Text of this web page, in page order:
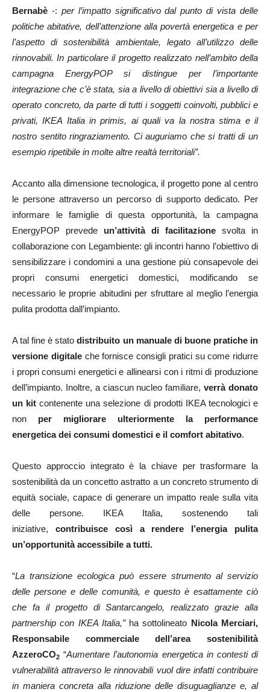
Bernabè -: per l’impatto significativo dal punto di vista delle
politiche abitative, dell’attenzione alla povertà energetica e per
l’aspetto di sostenibilità ambientale, legato all’utilizzo delle
rinnovabili. In particolare il progetto realizzato nell’ambito della
campagna EnergyPOP si distingue per l’importante
integrazione che c’è stata, sia a livello di obiettivi sia a livello di
operato concreto, da parte di tutti i soggetti coinvolti, pubblici e
privati, IKEA Italia in primis, ai quali va la nostra stima e il
nostro sentito ringraziamento. Ci auguriamo che si tratti di un
esempio ripetibile in molte altre realtà territoriali”.
Accanto alla dimensione tecnologica, il progetto pone al centro
le persone attraverso un percorso di supporto dedicato. Per
informare le famiglie di questa opportunità, la campagna
EnergyPOP prevede un’attività di facilitazione svolta in
collaborazione con Legambiente: gli incontri hanno l’obiettivo di
sensibilizzare i condomini a una gestione più consapevole dei
propri consumi energetici domestici, modificando se
necessario le proprie abitudini per sfruttare al meglio l’energia
pulita prodotta dall’impianto.
A tal fine è statodistribuito un manuale di buone pratiche in
versione digitaleche fornisce consigli pratici su come ridurre
i propri consumi energetici e allinearsi con i ritmi di produzione
dell’impianto. Inoltre, a ciascun nucleo familiare,verrà donato
un kitcontenente una selezione di prodotti IKEA tecnologici e
non per migliorare ulteriormente la performance
energetica dei consumi domestici e il comfort abitativo.
Questo approccio integrato è la chiave per trasformare la
sostenibilità da un concetto astratto a un concreto strumento di
equità sociale, capace di generare un impatto reale sulla vita
delle persone. IKEA Italia, sostenendo tali
iniziative, contribuisce così a rendere l’energia pulita
un’opportunità accessibile a tutti.
“La transizione ecologica può essere strumento al servizio
delle persone e delle comunità, e questo è esattamente ciò
che fa il progetto di Santarcangelo, realizzato grazie alla
partnership con IKEA Italia,”ha sottolineato Nicola Merciari,
Responsabile commerciale dell’area sostenibilità
AzzeroCO2 “Aumentare l’autonomia energetica in contesti di
vulnerabilità attraverso le rinnovabili vuol dire infatti contribuire
in maniera concreta alla riduzione delle disuguaglianze e, al